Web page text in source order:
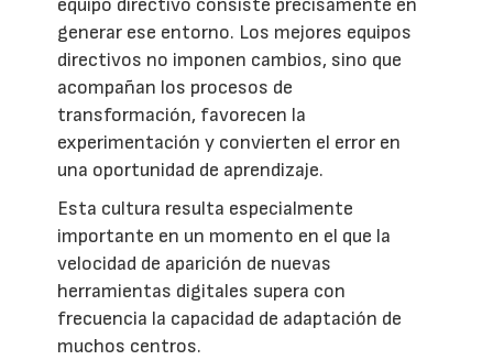
equipo directivo consiste precisamente en
generar ese entorno. Los mejores equipos
directivos no imponen cambios, sino que
acompañan los procesos de
transformación, favorecen la
experimentación y convierten el error en
una oportunidad de aprendizaje.
Esta cultura resulta especialmente
importante en un momento en el que la
velocidad de aparición de nuevas
herramientas digitales supera con
frecuencia la capacidad de adaptación de
muchos centros.